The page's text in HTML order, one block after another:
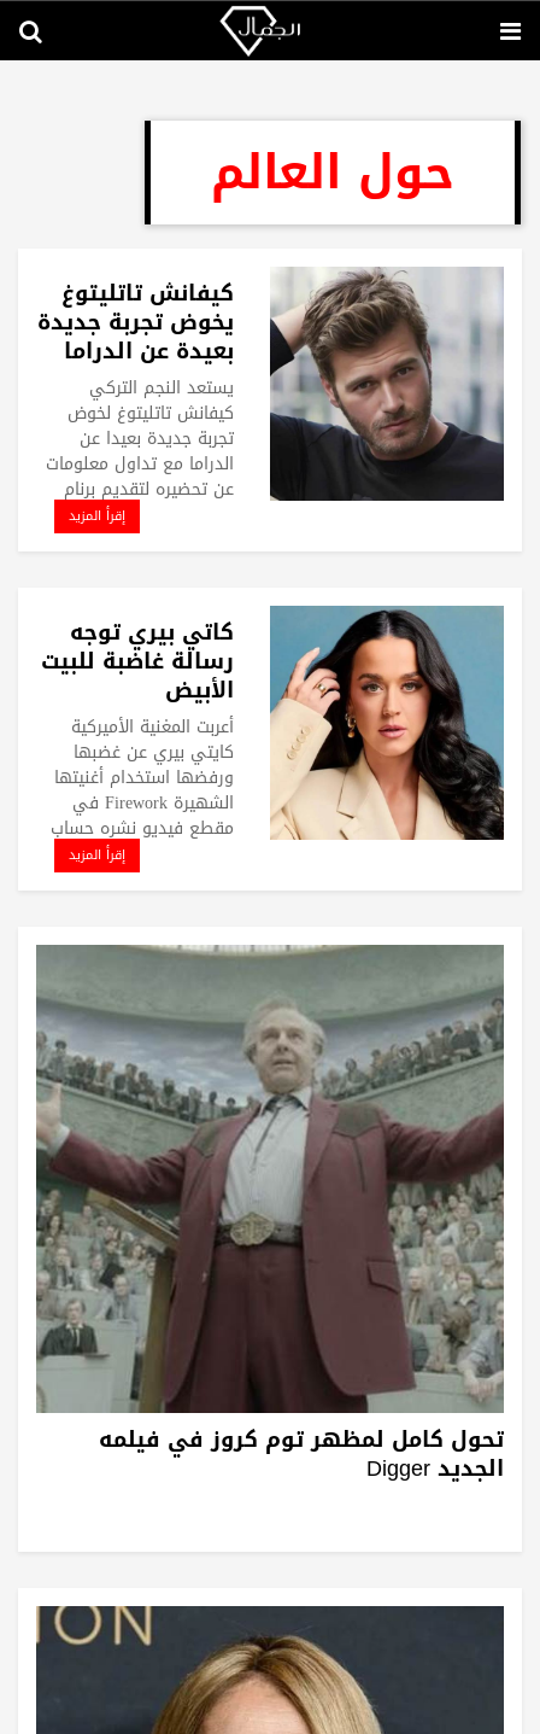
حول العالم
كيفانش تاتليتوغ
يخوض تجربة جديدة
بعيدة عن الدراما
يستعد النجم التركي
كيفانش تاتليتوغ لخوض
تجربة جديدة بعيدا عن
الدراما مع تداول معلومات
عن تحضيره لتقديم برنام
إقرأ المزيد
كاتي بيري توجه
رسالة غاضبة للبيت
الأبيض
أعربت المغنية الأميركية
كايتي بيري عن غضبها
ورفضها استخدام أغنيتها
الشهيرة Firework في
مقطع فيديو نشره حساب
إقرأ المزيد
تحول كامل لمظهر توم كروز في فيلمه
الجديد Digger